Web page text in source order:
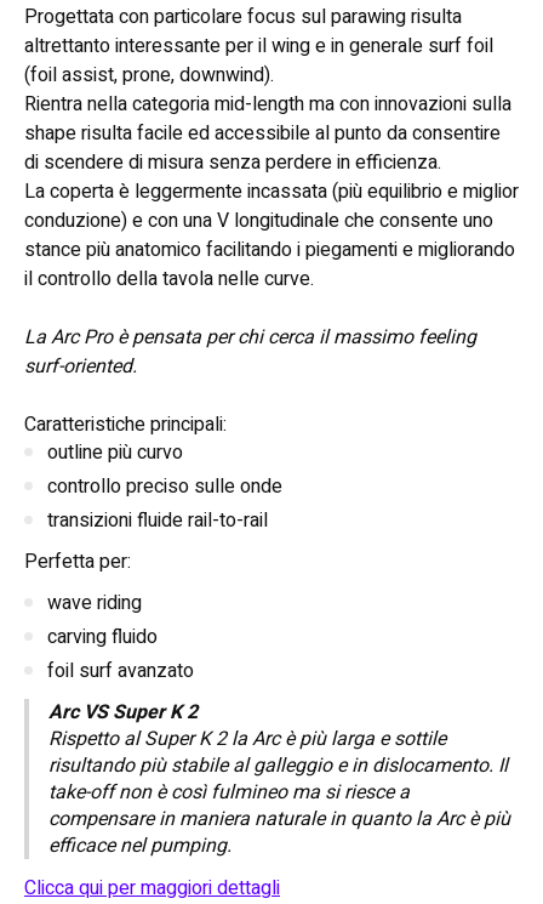
Progettata con particolare focus sul parawing risulta
altrettanto interessante per il wing e in generale surf foil
(foil assist, prone, downwind).
Rientra nella categoria mid-length ma con innovazioni sulla
shape risulta facile ed accessibile al punto da consentire
di scendere di misura senza perdere in efficienza.
La coperta è leggermente incassata (più equilibrio e miglior
conduzione) e con una V longitudinale che consente uno
stance più anatomico facilitando i piegamenti e migliorando
il controllo della tavola nelle curve.
La Arc Pro è pensata per chi cerca il massimo feeling
surf-oriented.
Caratteristiche principali:
outline più curvo
controllo preciso sulle onde
transizioni fluide rail-to-rail
Perfetta per:
wave riding
carving fluido
foil surf avanzato
Arc VS Super K 2
Rispetto al Super K 2 la Arc è più larga e sottile
risultando più stabile al galleggio e in dislocamento. Il
take-off non è così fulmineo ma si riesce a
compensare in maniera naturale in quanto la Arc è più
efficace nel pumping.
Clicca qui per maggiori dettagli